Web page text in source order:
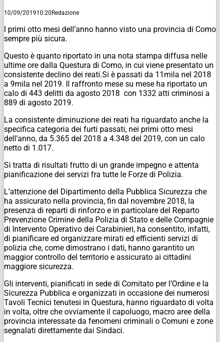
10/09/201910:20Redazione
I primi otto mesi dell’anno hanno visto una provincia di Como
sempre più sicura.
Questo è quanto riportato in una nota stampa diffusa nelle
ultime ore dalla Questura di Como, in cui viene presentato un
consistente declino dei reati.Si è passati da 11mila nel 2018
a 9mila nel 2019. Il raffronto mese su mese ha riportato un
calo di 443 delitti da agosto 2018 con 1332 atti criminosi a
889 di agosto 2019.
La consistente diminuzione dei reati ha riguardato anche la
specifica categoria dei furti passati, nei primi otto mesi
dell’anno, da 5.365 del 2018 a 4.348 del 2019, con un calo
netto di 1.017.
Si tratta di risultati frutto di un grande impegno e attenta
pianificazione dei servizi fra tutte le Forze di Polizia.
L’attenzione del Dipartimento della Pubblica Sicurezza che
ha assicurato nella provincia, fin dal novembre 2018, la
presenza di reparti di rinforzo e in particolare del Reparto
Prevenzione Crimine della Polizia di Stato e delle Compagnie
di Intervento Operativo dei Carabinieri, ha consentito, infatti,
di pianificare ed organizzare mirati ed efficienti servizi di
polizia che, come dimostrano i dati, hanno garantito un
maggior controllo del territorio e assicurato ai cittadini
maggiore sicurezza.
Gli interventi, pianificati in sede di Comitato per l’Ordine e la
Sicurezza Pubblica e organizzati in occasione dei numerosi
Tavoli Tecnici tenutesi in Questura, hanno riguardato di volta
in volta, oltre che ovviamente il capoluogo, macro aree della
provincia interessate da fenomeni criminali o Comuni e zone
segnalati direttamente dai Sindaci.